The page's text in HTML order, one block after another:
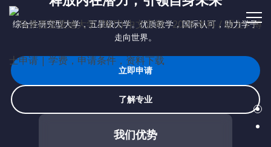
综合性研究型大学，五星级大学。优质教学，国际认可，助力学子
走向世界。
立即申请
了解专业
我们优势
综合性研究型大学，五星级大学。优质教学，国际认可，助力学子
走向世界。
立即申请
了解专业
我们优势
综合性研究型大学，五星级大学。优质教学，国际认可，助力学子
走向世界。
立即申请
了解专业
我们优势
综合性研究型大学，五星级大学。优质教学，国际认可，助力学子
走向世界。
立即申请
了解专业
我们优势